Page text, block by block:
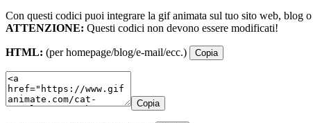
Con questi codici puoi integrare la gif animata sul tuo sito web, blog
ATTENZIONE: Questi codici non devono essere modificati!
HTML: (per homepage/blog/e-mail/ecc.) Copia
Copia